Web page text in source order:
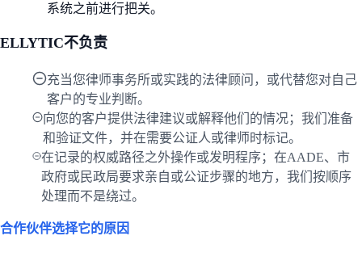
系统之前进行把关。
ELLYTIC不负责
充当您律师事务所或实践的法律顾问，或代替您对自己
客户的专业判断。
向您的客户提供法律建议或解释他们的情况；我们准备
和验证文件，并在需要公证人或律师时标记。
在记录的权威路径之外操作或发明程序；在AADE、市
政府或民政局要求亲自或公证步骤的地方，我们按顺序
处理而不是绕过。
合作伙伴选择它的原因